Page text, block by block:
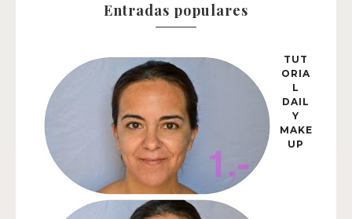
Entradas populares
TUT
ORIA
L
DAIL
Y
MAKE
UP